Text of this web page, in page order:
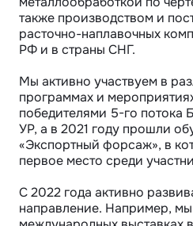
также производством и
расточно-наплавочных
РФ и в страны СНГ.
Мы активно участвуем в
программах и
победителями 5-го потока
УР, а в 2021 году прошли
«Экспортный форсаж», в
первое место среди
С 2022 года активно
направление. Например, мы